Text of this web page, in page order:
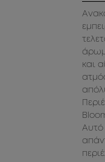
και
Αυτό